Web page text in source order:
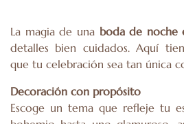
La magia de una boda de noche
detalles bien cuidados. Aquí
que tu celebración sea tan única
Decoración con propósito
Escoge un tema que refleje tu